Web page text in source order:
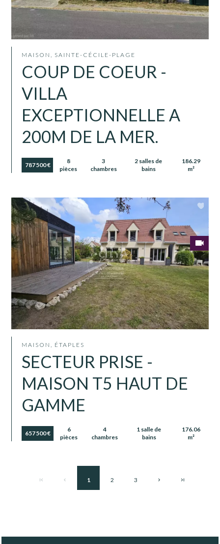
MAISON, SAINTE-CÉCILE-PLAGE
COUP DE COEUR -
VILLA
EXCEPTIONNELLE A
200M DE LA MER.
787 500 €
8
pièces
3
chambres
2 salles de
bains
186.29
m²
MAISON, ÉTAPLES
SECTEUR PRISE -
MAISON T5 HAUT DE
GAMME
657 500 €
6
pièces
4
chambres
1 salle de
bains
176.06
m²
1 2 3